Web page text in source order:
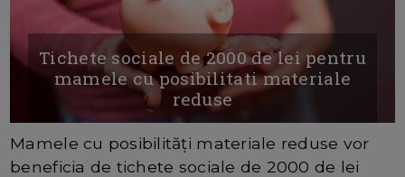
Tichete sociale de 2000 de lei pentru
mamele cu posibilitati materiale
reduse
Mamele cu posibilităţi materiale reduse vor
beneficia de tichete sociale de 2000 de lei